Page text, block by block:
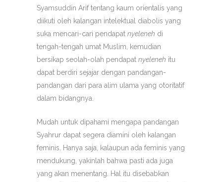
Syamsuddin Arif tentang kaum orientalis yang
diikuti oleh kalangan intelektual diabolis yang
suka mencari-cari pendapat nyeleneh di
tengah-tengah umat Muslim, kemudian
bersikap seolah-olah pendapat nyeleneh itu
dapat berdiri sejajar dengan pandangan-
pandangan dari para alim ulama yang otoritatif
dalam bidangnya.
Mudah untuk dipahami mengapa pandangan
Syahrur dapat segera diamini oleh kalangan
feminis. Hanya saja, kalaupun ada feminis yang
mendukung, yakinlah bahwa pasti ada juga
yang akan menentang. Hal itu disebabkan